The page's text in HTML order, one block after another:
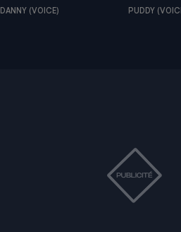
DANNY (VOICE) PUDDY